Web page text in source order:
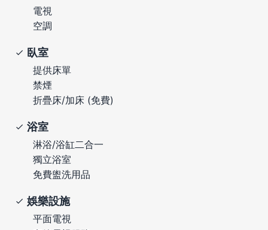
電視
空調
臥室
提供床單
禁煙
折疊床/加床 (免費)
浴室
淋浴/浴缸二合一
獨立浴室
免費盥洗用品
娛樂設施
平面電視